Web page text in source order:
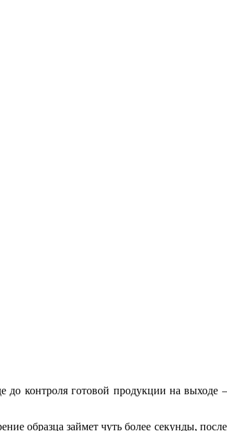
до контроля готовой продукции на
образца займет чуть более секунды,